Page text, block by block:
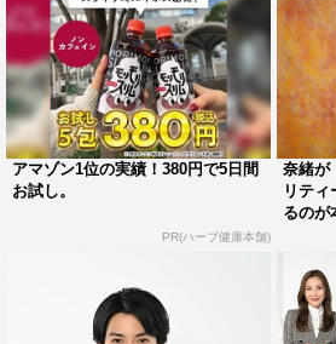
鈴木福
アマゾン1位の実績！380円で5日間
お試し。
PR(ハーブ健康本舗)
奈緒が
リティ
るのが